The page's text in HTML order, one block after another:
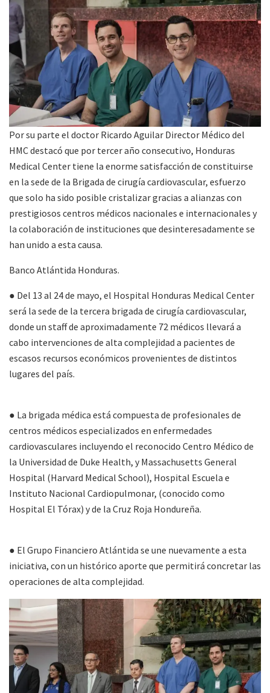
Por su parte el doctor Ricardo Aguilar Director Médico del
HMC destacó que por tercer año consecutivo, Honduras
Medical Center tiene la enorme satisfacción de constituirse
en la sede de la Brigada de cirugía cardiovascular, esfuerzo
que solo ha sido posible cristalizar gracias a alianzas con
prestigiosos centros médicos nacionales e internacionales y
la colaboración de instituciones que desinteresadamente se
han unido a esta causa.
Banco Atlántida Honduras.
● Del 13 al 24 de mayo, el Hospital Honduras Medical Center
será la sede de la tercera brigada de cirugía cardiovascular,
donde un staff de aproximadamente 72 médicos llevará a
cabo intervenciones de alta complejidad a pacientes de
escasos recursos económicos provenientes de distintos
lugares del país.
● La brigada médica está compuesta de profesionales de
centros médicos especializados en enfermedades
cardiovasculares incluyendo el reconocido Centro Médico de
la Universidad de Duke Health, y Massachusetts General
Hospital (Harvard Medical School), Hospital Escuela e
Instituto Nacional Cardiopulmonar, (conocido como
Hospital El Tórax) y de la Cruz Roja Hondureña.
● El Grupo Financiero Atlántida se une nuevamente a esta
iniciativa, con un histórico aporte que permitirá concretar las
operaciones de alta complejidad.